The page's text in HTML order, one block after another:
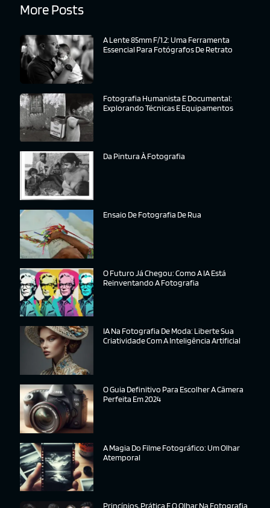
More Posts
A Lente 85mm F/1.2: Uma Ferramenta
Essencial Para Fotógrafos De Retrato
Fotografia Humanista E Documental:
Explorando Técnicas E Equipamentos
Da Pintura À Fotografia
Ensaio De Fotografia De Rua
O Futuro Já Chegou: Como A IA Está
Reinventando A Fotografia
IA Na Fotografia De Moda: Liberte Sua
Criatividade Com A Inteligência Artificial
O Guia Definitivo Para Escolher A Câmera
Perfeita Em 2024
A Magia Do Filme Fotográfico: Um Olhar
Atemporal
Princípios, Prática E O Olhar Na Fotografia